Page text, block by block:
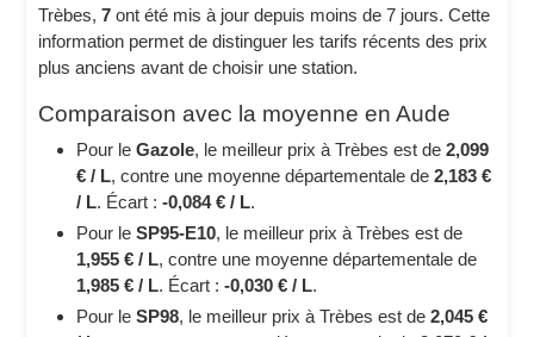
Trèbes,7 ont été mis à jour depuis moins de 7 jours. Cette
information permet de distinguer les tarifs récents des prix
plus anciens avant de choisir une station.
Comparaison avec la moyenne en Aude
Pour leGazole, le meilleur prix à Trèbes est de2,099
€ / L, contre une moyenne départementale de2,183 €
/ L. Écart :-0,084 € / L.
Pour leSP95-E10, le meilleur prix à Trèbes est de
1,955 € / L, contre une moyenne départementale de
1,985 € / L. Écart :-0,030 € / L.
Pour leSP98, le meilleur prix à Trèbes est de2,045 €